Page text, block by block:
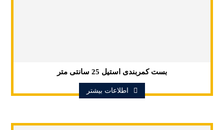
بست کمربندی استیل 25 سانتی متر
اطلاعات بیشتر